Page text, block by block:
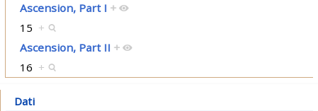
Ascension, Part I +
15 +
Ascension, Part II +
16 +
Dati